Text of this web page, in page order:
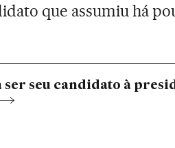
que assumiu há
seu candidato à